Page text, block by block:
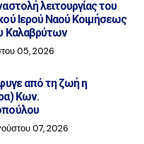
λειτουργίας του
Ιερού Ναού Κοιμήσεως
Καλαβρύτων
05, 2026
από τη ζωή η
Κων.
07, 2026